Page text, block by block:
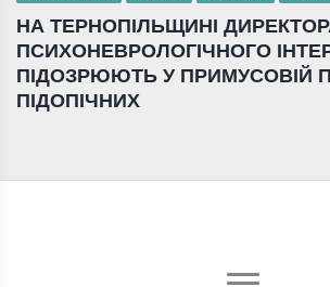
НА ТЕРНОПІЛЬЩИНІ
ПСИХОНЕВРОЛОГІЧНОГО
ПІДОЗРЮЮТЬ У ПРИМУСОВІЙ
ПІДОПІЧНИХ